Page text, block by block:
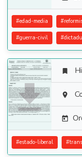
#edad-media #
#guerra-civil #




#estado-liberal #